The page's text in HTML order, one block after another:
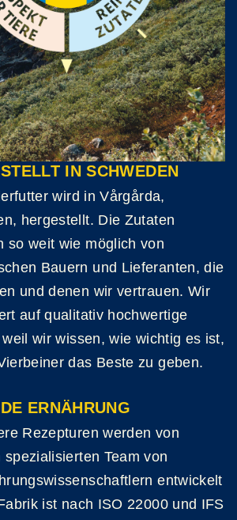
IN SCHWEDEN
wird in Vårgårda,
hergestellt. Die Zutaten
so weit wie möglich von
Bauern und Lieferanten, die
und denen wir vertrauen. Wir
auf qualitativ hochwertige
wir wissen, wie wichtig es ist,
das Beste zu geben.
ERNÄHRUNG
Rezepturen werden von
spezialisierten Team von
entwickelt
ist nach ISO 22000 und IFS